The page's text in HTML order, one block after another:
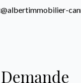
Demande